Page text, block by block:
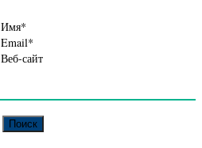
Имя*
Email*
Веб-сайт